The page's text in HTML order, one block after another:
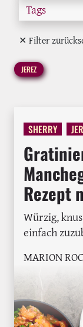
Tags
✕ Filter
JEREZ
SHERRY
Rezept
Würzig,
einfach
MARION